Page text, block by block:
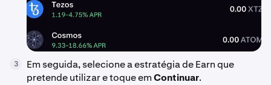
3
Em seguida, selecione a estratégia de Earn que
pretende utilizar e toque emContinuar.